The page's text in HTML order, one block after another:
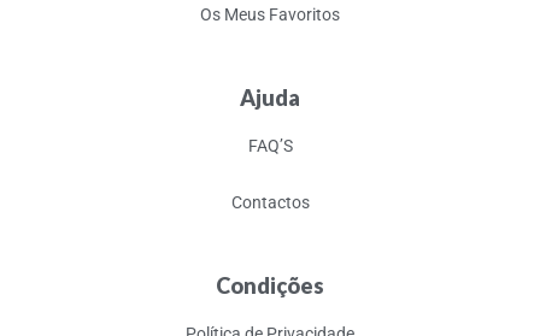
Os Meus Favoritos
Ajuda
FAQ’S
Contactos
Condições